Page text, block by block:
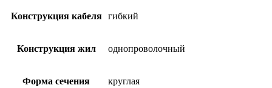
Конструкция кабеля гибкий
Конструкция жил однопроволочный
Форма сечения круглая